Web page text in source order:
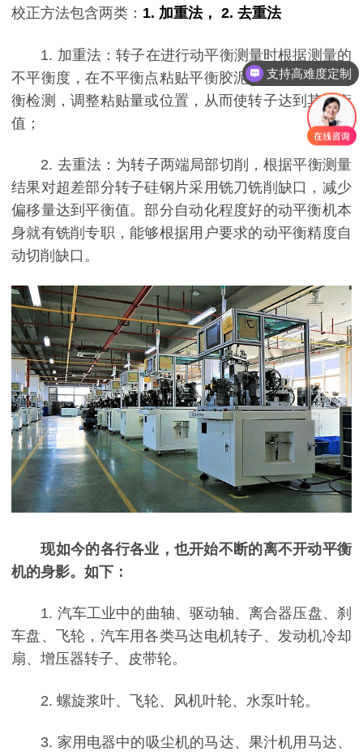
校正方法包含两类： 1. 加重法， 2. 去重法
1. 加重法：转子在进行动平衡测量时根据测量的
不平衡度，在不平衡点粘贴平衡胶泥，并同时进行平
衡检测，调整粘贴量或位置，从而使转子达到其平衡
值；
2. 去重法：为转子两端局部切削，根据平衡测量
结果对超差部分转子硅钢片采用铣刀铣削缺口，减少
偏移量达到平衡值。部分自动化程度好的动平衡机本
身就有铣削专职，能够根据用户要求的动平衡精度自
动切削缺口。
现如今的各行各业，也开始不断的离不开动平衡
机的身影。如下：
1. 汽车工业中的曲轴、驱动轴、离合器压盘、刹
车盘、飞轮，汽车用各类马达电机转子、发动机冷却
扇、增压器转子、皮带轮。
2. 螺旋浆叶、飞轮、风机叶轮、水泵叶轮。
3. 家用电器中的吸尘机的马达、果汁机用马达、
支持高难度定制